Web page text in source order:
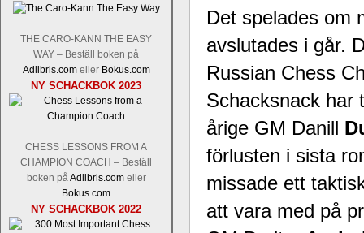
THE CARO-KANN THE EASY
WAY – Beställ boken på
Adlibris.comeller Bokus.com
NY SCHACKBOK 2023
CHESS LESSONS FROM A
CHAMPION COACH – Beställ
boken påAdlibris.comeller
Bokus.com
NY SCHACKBOK 2022
revanschera sig efter att inte ha
han dock göra denna gång om
norsk massmedia som inte riktigt
nämligen den sistnämnda
den spelformen ett steg i rätt
Det spelades om
avslutades i går.
Russian Chess
Schacksnack har
årige GM Danill
förlusten i sista
missade ett
att vara med på